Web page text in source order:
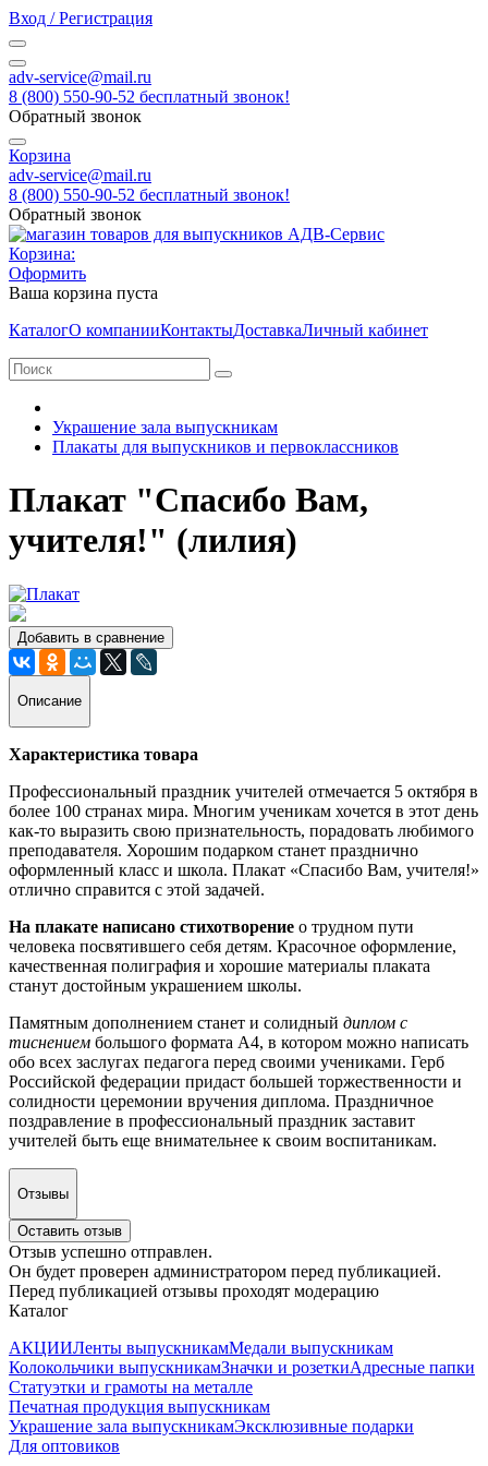
Вход / Регистрация
adv-service@mail.ru
8 (800) 550-90-52 бесплатный звонок!
Обратный звонок
Корзина
adv-service@mail.ru
8 (800) 550-90-52 бесплатный звонок!
Обратный звонок
Корзина:
Оформить
Ваша корзина пуста
КаталогО компанииКонтактыДоставкаЛичный кабинет
Украшение зала выпускникам
Плакаты для выпускников и первоклассников
Плакат "Спасибо Вам,
учителя!" (лилия)
Добавить в сравнение
Описание
Характеристика товара
Профессиональный праздник учителей отмечается 5 октября в
более 100 странах мира. Многим ученикам хочется в этот день
как-то выразить свою признательность, порадовать любимого
преподавателя. Хорошим подарком станет празднично
оформленный класс и школа. Плакат «Спасибо Вам, учителя!»
отлично справится с этой задачей.
На плакате написано стихотворение о трудном пути
человека посвятившего себя детям. Красочное оформление,
качественная полиграфия и хорошие материалы плаката
станут достойным украшением школы.
Памятным дополнением станет и солидный диплом с
тиснением большого формата А4, в котором можно написать
обо всех заслугах педагога перед своими учениками. Герб
Российской федерации придаст большей торжественности и
солидности церемонии вручения диплома. Праздничное
поздравление в профессиональный праздник заставит
учителей быть еще внимательнее к своим воспитаникам.
Отзывы
Оставить отзыв
Отзыв успешно отправлен.
Он будет проверен администратором перед публикацией.
Перед публикацией отзывы проходят модерацию
Каталог
АКЦИИЛенты выпускникамМедали выпускникам
Колокольчики выпускникамЗначки и розеткиАдресные папки
Статуэтки и грамоты на металле
Печатная продукция выпускникам
Украшение зала выпускникамЭксклюзивные подарки
Для оптовиков